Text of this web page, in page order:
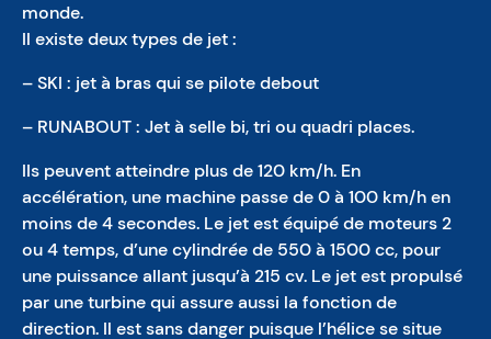
monde.
Il existe deux types de jet :
– SKI : jet à bras qui se pilote debout
– RUNABOUT : Jet à selle bi, tri ou quadri places.
IIs peuvent atteindre plus de 120 km/h. En
accélération, une machine passe de 0 à 100 km/h en
moins de 4 secondes. Le jet est équipé de moteurs 2
ou 4 temps, d’une cylindrée de 550 à 1500 cc, pour
une puissance allant jusqu’à 215 cv. Le jet est propulsé
par une turbine qui assure aussi la fonction de
direction. Il est sans danger puisque l’hélice se situe